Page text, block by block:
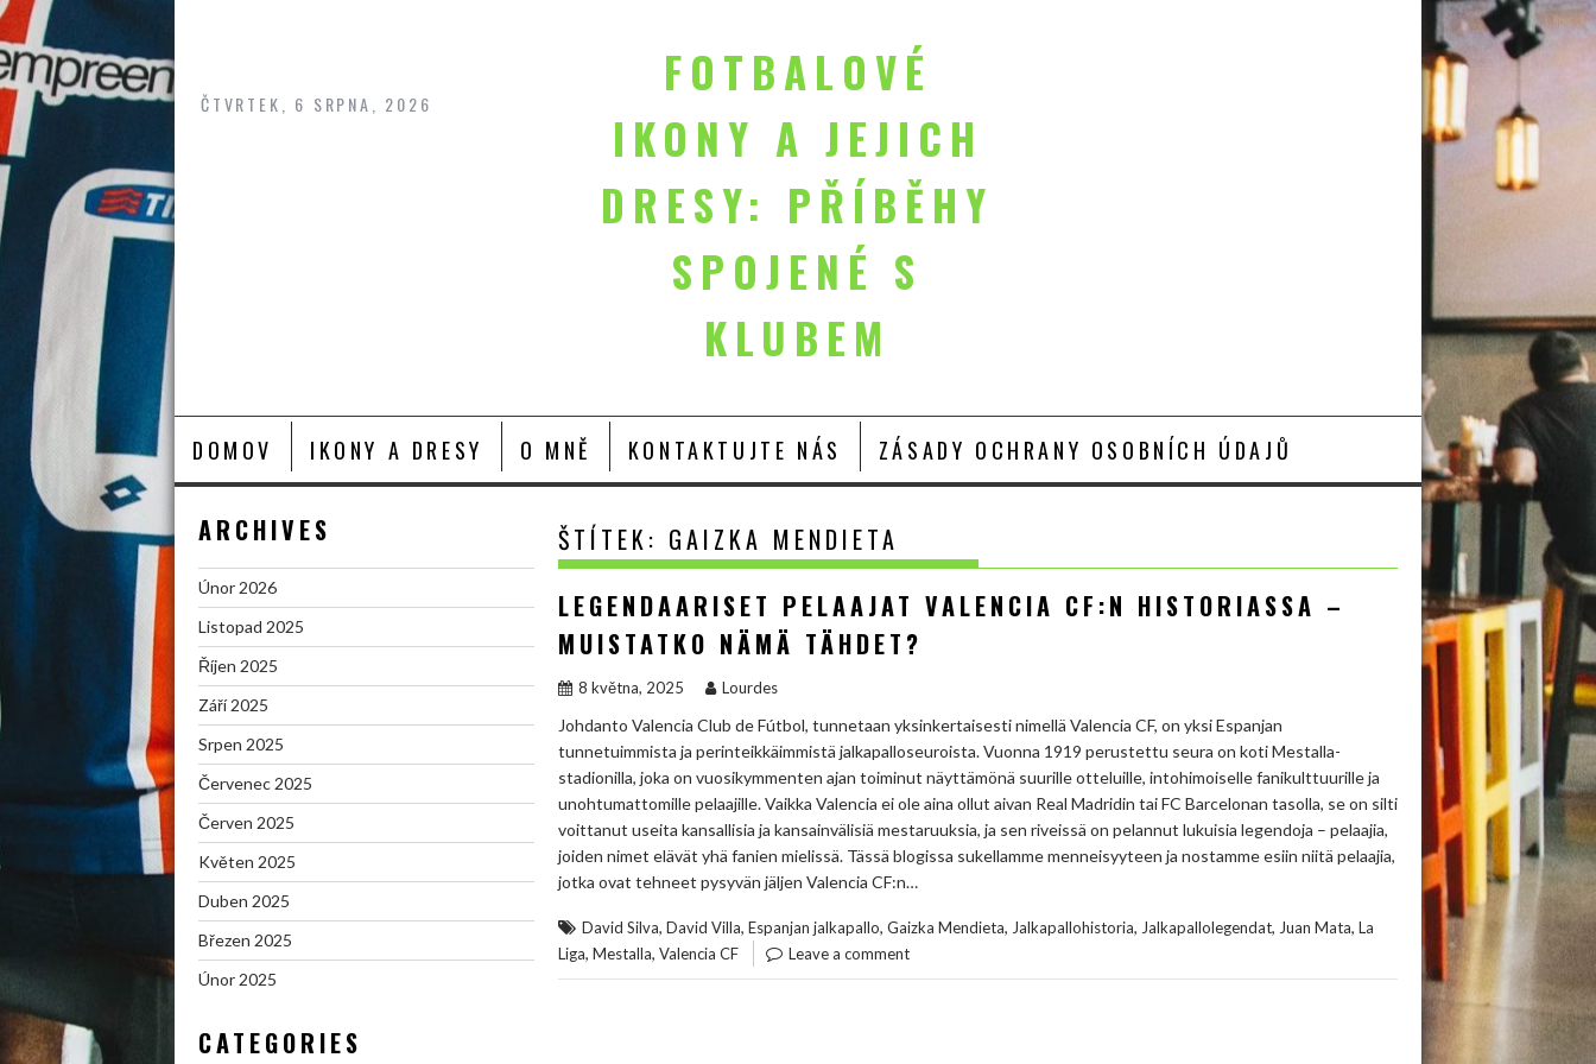
content
ČTVRTEK, 6 SRPNA, 2026
FOTBALOVÉ
IKONY A JEJICH
DRESY: PŘÍBĚHY
SPOJENÉ S
KLUBEM
DOMOV IKONY A DRESY O MNĚ KONTAKTUJTE NÁS ZÁSADY OCHRANY OSOBNÍCH ÚDAJŮ
ŠTÍTEK: GAIZKA MENDIETA
LEGENDAARISET PELAAJAT VALENCIA CF:N HISTORIASSA –
MUISTATKO NÄMÄ TÄHDET?
8 května, 2025 Lourdes
Johdanto Valencia Club de Fútbol, tunnetaan yksinkertaisesti nimellä Valencia CF, on yksi Espanjan
tunnetuimmista ja perinteikkäimmistä jalkapalloseuroista. Vuonna 1919 perustettu seura on koti Mestalla-
stadionilla, joka on vuosikymmenten ajan toiminut näyttämönä suurille otteluille, intohimoiselle fanikulttuurille ja
unohtumattomille pelaajille. Vaikka Valencia ei ole aina ollut aivan Real Madridin tai FC Barcelonan tasolla, se on silti
voittanut useita kansallisia ja kansainvälisiä mestaruuksia, ja sen riveissä on pelannut lukuisia legendoja – pelaajia,
joiden nimet elävät yhä fanien mielissä. Tässä blogissa sukellamme menneisyyteen ja nostamme esiin niitä pelaajia,
jotka ovat tehneet pysyvän jäljen Valencia CF:n…
David Silva, David Villa, Espanjan jalkapallo, Gaizka Mendieta, Jalkapallohistoria, Jalkapallolegendat, Juan Mata, La
Liga, Mestalla, Valencia CF Leave a comment
ARCHIVES
Únor 2026
Listopad 2025
Říjen 2025
Září 2025
Srpen 2025
Červenec 2025
Červen 2025
Květen 2025
Duben 2025
Březen 2025
Únor 2025
CATEGORIES